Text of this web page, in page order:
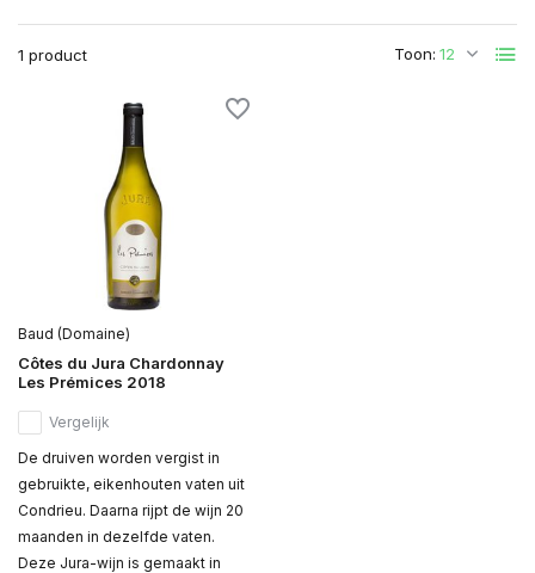
1 product Toon:
Baud (Domaine)
Côtes du Jura Chardonnay
Les Prémices 2018
Vergelijk
De druiven worden vergist in
gebruikte, eikenhouten vaten uit
Condrieu. Daarna rijpt de wijn 20
maanden in dezelfde vaten.
Deze Jura-wijn is gemaakt in